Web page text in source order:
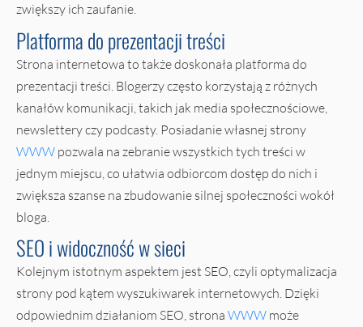
zwiększy ich zaufanie.
Platforma do prezentacji treści
Strona internetowa to także doskonała platforma do
prezentacji treści. Blogerzy często korzystają z różnych
kanałów komunikacji, takich jak media społecznościowe,
newslettery czy podcasty. Posiadanie własnej strony
WWW pozwala na zebranie wszystkich tych treści w
jednym miejscu, co ułatwia odbiorcom dostęp do nich i
zwiększa szanse na zbudowanie silnej społeczności wokół
bloga.
SEO i widoczność w sieci
Kolejnym istotnym aspektem jest SEO, czyli optymalizacja
strony pod kątem wyszukiwarek internetowych. Dzięki
odpowiednim działaniom SEO, strona WWW może